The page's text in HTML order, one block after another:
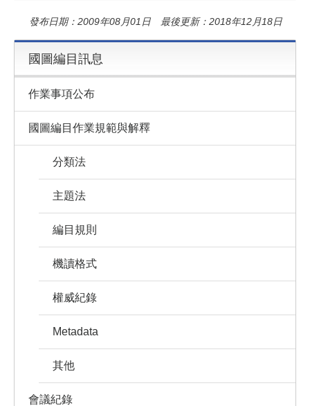
發布日期：2009年08月01日 最後更新：2018年12月18日
國圖編目訊息
作業事項公布
國圖編目作業規範與解釋
分類法
主題法
編目規則
機讀格式
權威紀錄
Metadata
其他
會議紀錄